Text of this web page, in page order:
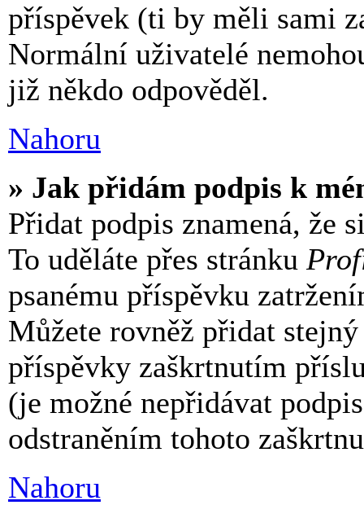
příspěvek (ti by měli sami
Normální uživatelé
již někdo odpověděl.
Nahoru
» Jak přidám podpis k
Přidat podpis znamená, že
To uděláte přes stránku
psanému příspěvku
Můžete rovněž přidat
příspěvky zaškrtnutím
(je možné nepřidávat
odstraněním tohoto
Nahoru